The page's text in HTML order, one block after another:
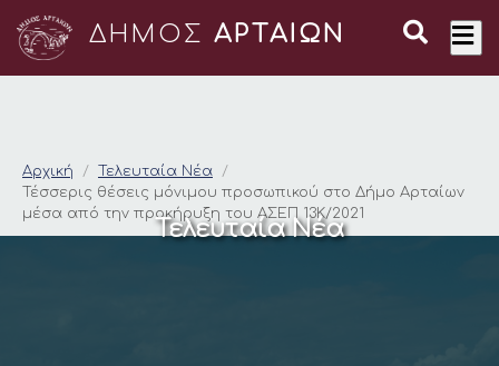
ΔΗΜΟΣ ΑΡΤΑΙΩΝ
Τέσσερις θέσεις
Αρχική
Τελευταία Νέα
Τέσσερις θέσεις μόνιμου προσωπικού στο Δήμο Αρταίων
μέσα από την προκήρυξη του ΑΣΕΠ 13Κ/2021
Τελευταία Νέα